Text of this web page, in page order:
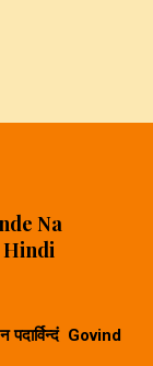
Na
Hindi
न पदार्विन्दं Govind